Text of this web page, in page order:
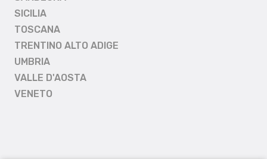
SICILIA
TOSCANA
TRENTINO ALTO ADIGE
UMBRIA
VALLE D'AOSTA
VENETO